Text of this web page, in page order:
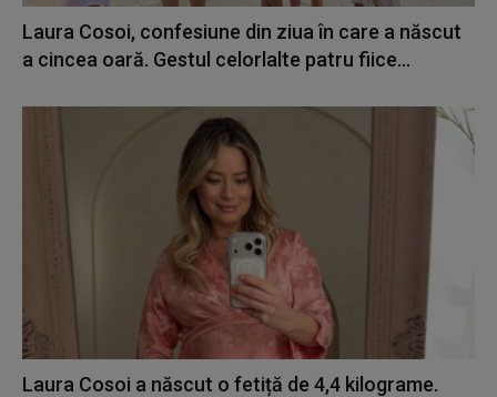
Laura Cosoi, confesiune din ziua în care a născut
a cincea oară. Gestul celorlalte patru fiice...
Laura Cosoi a născut o fetiță de 4,4 kilograme.